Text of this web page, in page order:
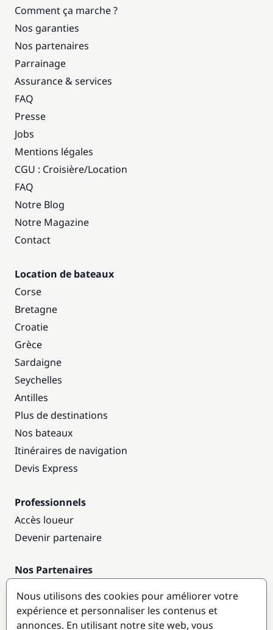
Comment ça marche ?
Nos garanties
Nos partenaires
Parrainage
Assurance & services
FAQ
Presse
Jobs
Mentions légales
CGU : Croisière/Location
FAQ
Notre Blog
Notre Magazine
Contact
Location de bateaux
Corse
Bretagne
Croatie
Grèce
Sardaigne
Seychelles
Antilles
Plus de destinations
Nos bateaux
Itinéraires de navigation
Devis Express
Professionnels
Accès loueur
Devenir partenaire
Nos Partenaires
Destinations populaires
Nous utilisons des cookies pour améliorer votre
expérience et personnaliser les contenus et
annonces. En utilisant notre site web, vous